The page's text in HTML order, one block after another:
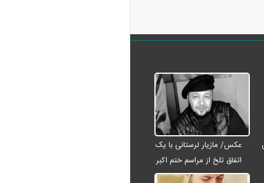
عکس/ مازیار لرستانی با یک
اتفاق تلخ از مراسم ختم اکبر
عبدی رفت